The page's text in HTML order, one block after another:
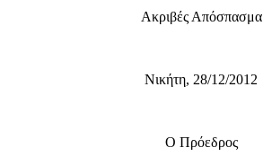
Ακριβές Απόσπασμα
Νικήτη, 28/12/2012
Ο Πρόεδρος